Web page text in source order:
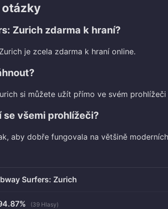
otázky
Zurich zdarma k hraní?
je zcela zdarma k hraní online.
si můžete užít přímo ve svém
všemi prohlížeči?
aby dobře fungovala na většině
Surfers: Zurich
(39 Hlasy)